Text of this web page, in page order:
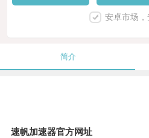
安卓市场
简介
速帆加速器官方网址